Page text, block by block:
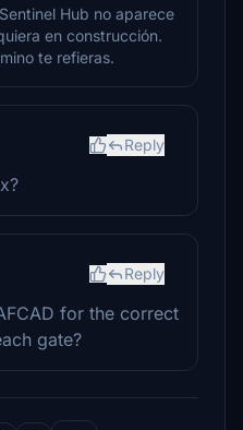
Hub no aparece
en construcción.
te refieras.
Reply
Reply
for the correct
gate?